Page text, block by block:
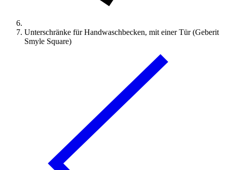
Unterschränke für Handwaschbecken, mit einer Tür (Geberit
Smyle Square)